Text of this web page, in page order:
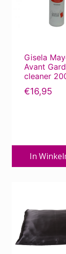
Gisela
Avant
cleaner
€16,95
In